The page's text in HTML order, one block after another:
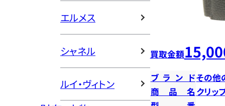
エルメス
シャネル
ルイ・ヴィトン
買取金額
ブランドその他
商品名 クリッ